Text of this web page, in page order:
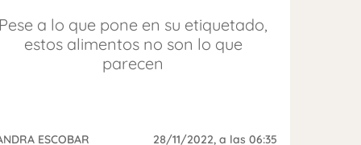
a lo que pone en su etiquetado,
estos alimentos no son lo que
parecen
ESCOBAR 28/11/2022, a las 06:35